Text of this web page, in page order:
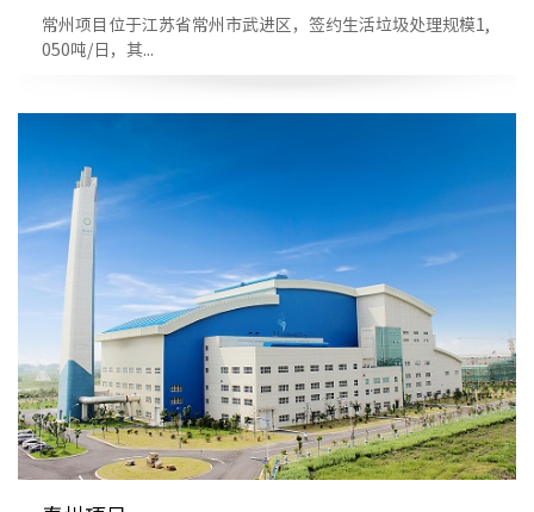
常州项目位于江苏省常州市武进区，签约生活垃圾处理规模1,
050吨/日，其...